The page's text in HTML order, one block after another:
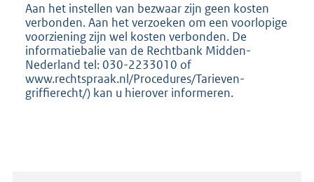
Aan het instellen van bezwaar zijn geen kosten
verbonden. Aan het verzoeken om een voorlopige
voorziening zijn wel kosten verbonden. De
informatiebalie van de Rechtbank Midden-
Nederland tel: 030-2233010 of
www.rechtspraak.nl/Procedures/Tarieven-
griffierecht/) kan u hierover informeren.